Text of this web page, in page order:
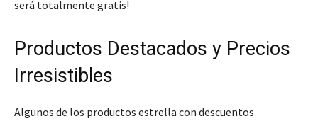
será totalmente gratis!
Productos Destacados y Precios
Irresistibles
Algunos de los productos estrella con descuentos